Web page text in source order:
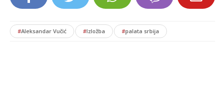
#Aleksandar Vučić #Izložba #palata srbija